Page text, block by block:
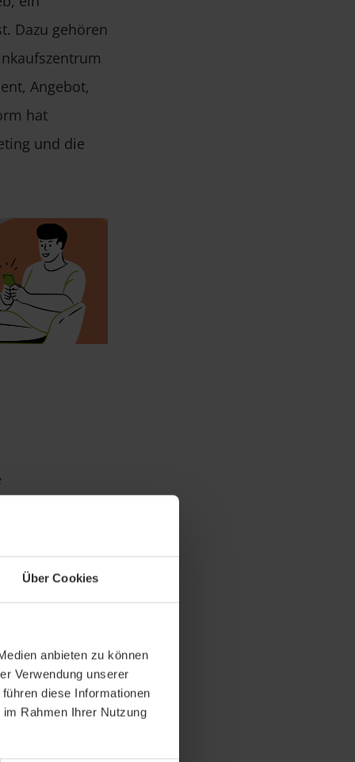
Über Cookies
anbieten zu können
Verwendung unserer
diese Informationen
Rahmen Ihrer Nutzung
Dazu gehören
Angebot,
hat
und die
Einteilung
vor: